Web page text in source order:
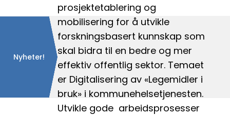
Nyheter!
prosjektetablering og
mobilisering for å utvikle
forskningsbasert kunnskap som
skal bidra til en bedre og mer
effektiv offentlig sektor. Temaet
er Digitalisering av «Legemidler i
bruk» i kommunehelsetjenesten.
Utvikle gode  arbeidsprosesser